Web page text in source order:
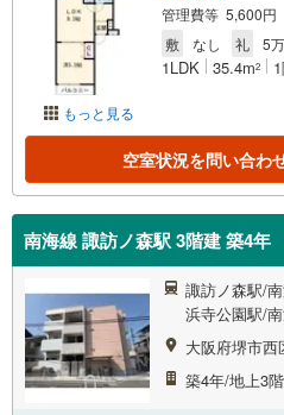
もっと見る
管理費等 5,600円
敷
なし 礼 5
1LDK 35.4m2
空室状況を問い合わ
南海線 諏訪ノ森駅 3階建 築4年
諏訪ノ森駅/
浜寺公園駅/
大阪府堺市
築4年/地上3